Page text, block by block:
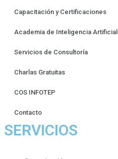
Capacitación y Certificaciones
Academia de Inteligencia Artificial
Servicios de Consultoría
Charlas Gratuitas
COS INFOTEP
Contacto
SERVICIOS